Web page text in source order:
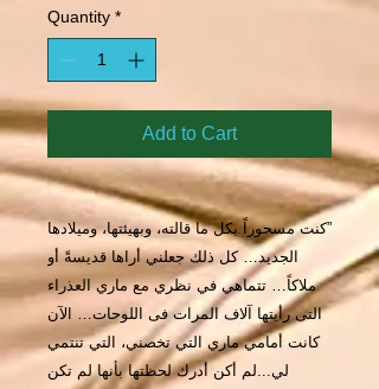
Quantity *
Add to Cart
”كنت مسحوراً بكل ما قالته، وبهيئتها، وميلادها
الجديد… كل ذلك جعلني أراها قديسةً أو
ملاكاً… تتماهي في نظري مع ماري العذراء
التى رأيتها آلاف المرات فى اللوحات… الآن
كانت أمامي ماري التي تخصني، التي تنتمي
لي...لم أكن أدرك لحظتها بأنها لم تكن